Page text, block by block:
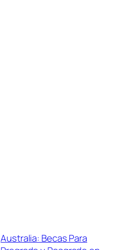
Australia: Becas Para